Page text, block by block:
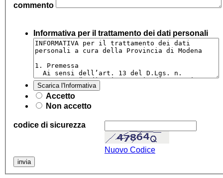
commento
Informativa per il trattamento dei dati personali
Scarica l'Informativa
Accetto
Non accetto
codice di sicurezza
Nuovo Codice